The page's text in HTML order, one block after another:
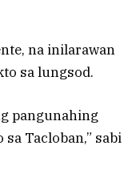
na inilarawan
sa lungsod.
pangunahing
Tacloban,” sabi